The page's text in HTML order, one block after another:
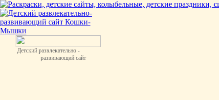
Детский развлекательно -
развивающий сайт